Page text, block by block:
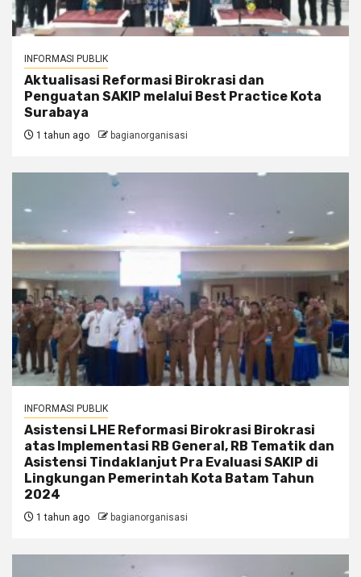
INFORMASI PUBLIK
Aktualisasi Reformasi Birokrasi dan
Penguatan SAKIP melalui Best Practice Kota
Surabaya
1 tahun ago bagianorganisasi
INFORMASI PUBLIK
Asistensi LHE Reformasi Birokrasi Birokrasi
atas Implementasi RB General, RB Tematik dan
Asistensi Tindaklanjut Pra Evaluasi SAKIP di
Lingkungan Pemerintah Kota Batam Tahun
2024
1 tahun ago bagianorganisasi